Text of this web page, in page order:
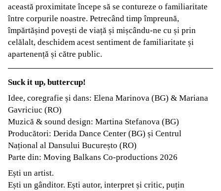
această proximitate începe să se contureze o familiaritate
între corpurile noastre. Petrecând timp împreună,
împărtășind povești de viață și mișcându-ne cu și prin
celălalt, deschidem acest sentiment de familiaritate și
apartenență și către public.
Suck it up, buttercup!
Idee, coregrafie și dans: Elena Marinova (BG) & Mariana
Gavriciuc (RO)
Muzică & sound design: Martina Stefanova (BG)
Producători: Derida Dance Center (BG) și Centrul
Național al Dansului Bucureșto (RO)
Parte din: Moving Balkans Co-productions 2026
Ești un artist.
Ești un gânditor. Ești autor, interpret și critic, puțin